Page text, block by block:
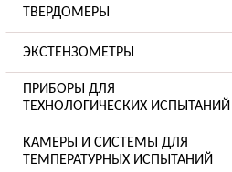
ТВЕРДОМЕРЫ
ЭКСТЕНЗОМЕТРЫ
ПРИБОРЫ ДЛЯ
ТЕХНОЛОГИЧЕСКИХ ИСПЫТАНИЙ
КАМЕРЫ И СИСТЕМЫ ДЛЯ
ТЕМПЕРАТУРНЫХ ИСПЫТАНИЙ